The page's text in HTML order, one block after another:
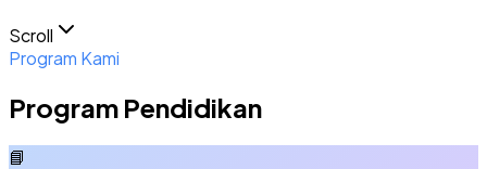
Scroll
Program Kami
Program Pendidikan
📘